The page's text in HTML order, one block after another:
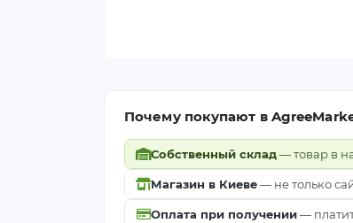
Почему покупают в
Собственный склад— товар в
Магазин в Киеве— не только
Оплата при получении—